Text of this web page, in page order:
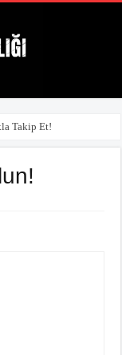
Takip Et!